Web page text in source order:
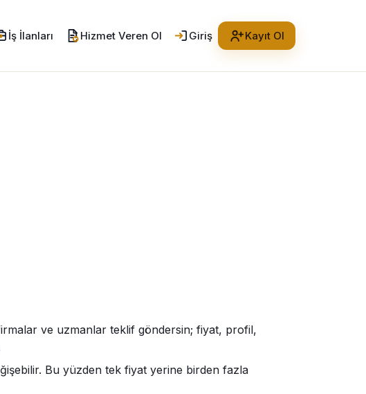
İş İlanları Hizmet Veren Ol Giriş Kayıt Ol
ve uzmanlar teklif göndersin; fiyat, profil,
Bu yüzden tek fiyat yerine birden fazla